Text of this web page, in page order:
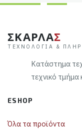
ΣΚΑΡΛΑΣ
ΤΕΧΝΟΛΟΓΊΑ &
Κατάστημα
τεχνικό τμήμα
ESHOP
Όλα τα προϊόντα